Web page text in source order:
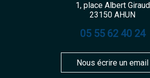
1, place Albert Giraud
23150 AHUN
05 55 62 40 24
Nous écrire un email